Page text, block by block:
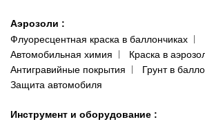
Аэрозоли :
Флуоресцентная краска в баллончиках
Автомобильная химия
Краска в
Антигравийные покрытия
Грунт в
Защита автомобиля
Инструмент и оборудование :